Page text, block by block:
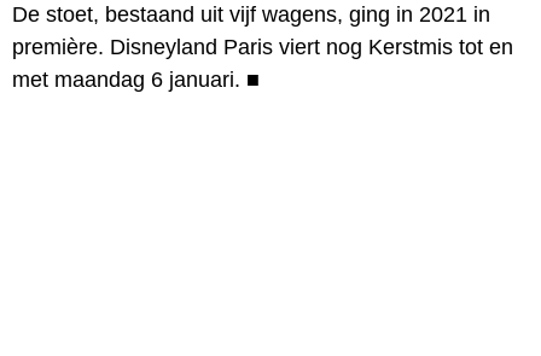
De stoet, bestaand uit vijf wagens, ging in 2021 in
première. Disneyland Paris viert nog Kerstmis tot en
met maandag 6 januari. ■